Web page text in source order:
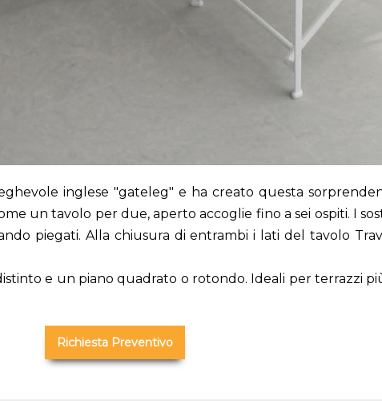
inglese "gateleg" e ha creato questa
un tavolo per due, aperto accoglie fino a sei ospiti. I
piegati. Alla chiusura di entrambi i lati del tavolo
e un piano quadrato o rotondo. Ideali per terrazzi
Richiesta Preventivo